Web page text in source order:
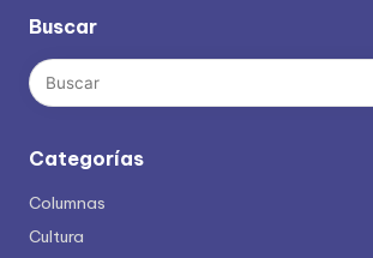
Buscar
Categorías
Columnas
Cultura